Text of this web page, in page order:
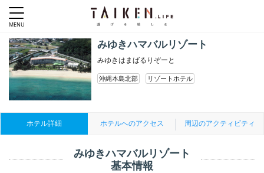
みゆきハマバルリゾート
みゆきはまばるりぞーと
沖縄本島北部 リゾートホテル
ホテル詳細 ホテルへのアクセス 周辺のアクティビティ
みゆきハマバルリゾート
基本情報